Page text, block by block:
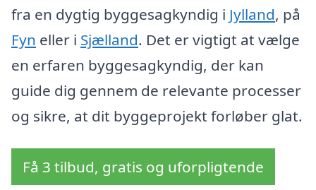
fra en dygtig byggesagkyndig i Jylland, på
Fyn eller i Sjælland. Det er vigtigt at vælge
en erfaren byggesagkyndig, der kan
guide dig gennem de relevante processer
og sikre, at dit byggeprojekt forløber glat.
Få 3 tilbud, gratis og uforpligtende